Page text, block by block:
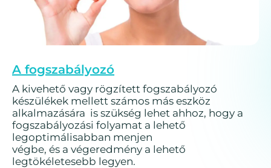
A fogszabályozó
A kivehető vagy rögzített fogszabályozó
készülékek mellett számos más eszköz
alkalmazására is szükség lehet ahhoz, hogy a
fogszabályozási folyamat a lehető
legoptimálisabban menjen
végbe, és a végeredmény a lehető
legtökéletesebb legyen.